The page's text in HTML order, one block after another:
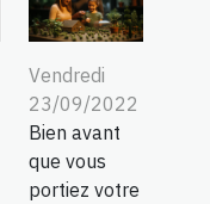
Vendredi
23/09/2022
Bien avant
que vous
portiez votre